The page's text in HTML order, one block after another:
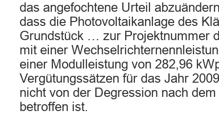
das angefochtene Urteil
dass die Photovoltaikanlage des
Grundstück … zur Projektnummer
mit einer
einer Modulleistung von 282,96
Vergütungssätzen für das Jahr
nicht von der Degression nach
betroffen ist.